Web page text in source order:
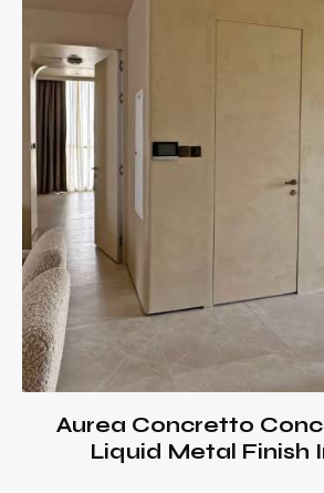
Aurea Concretto
Liquid Metal Finish